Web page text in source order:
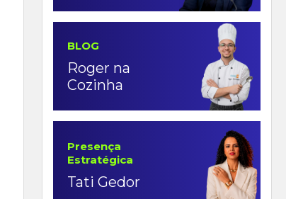
BLOG
Roger na
Cozinha
Presença
Estratégica
Tati Gedor